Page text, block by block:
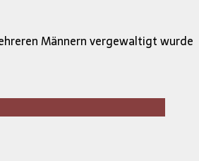
Männern vergewaltigt wurde